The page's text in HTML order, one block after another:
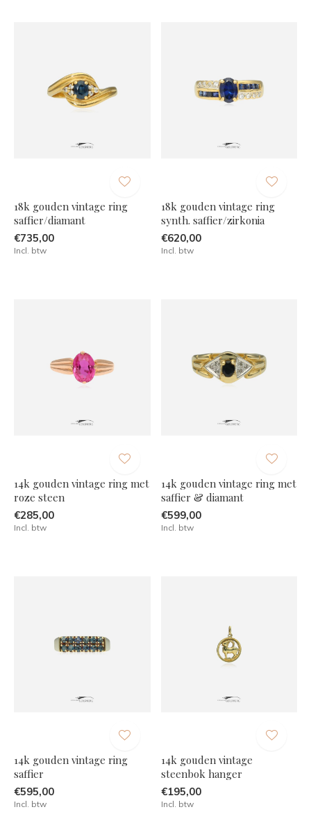
18k gouden vintage ring
saffier/diamant
€735,00
Incl. btw
18k gouden vintage ring
synth. saffier/zirkonia
€620,00
Incl. btw
14k gouden vintage ring met
roze steen
€285,00
Incl. btw
14k gouden vintage ring met
saffier & diamant
€599,00
Incl. btw
14k gouden vintage ring
saffier
€595,00
Incl. btw
14k gouden vintage
steenbok hanger
€195,00
Incl. btw